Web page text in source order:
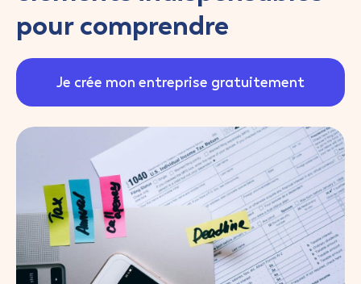
pour comprendre
Je crée mon entreprise gratuitement